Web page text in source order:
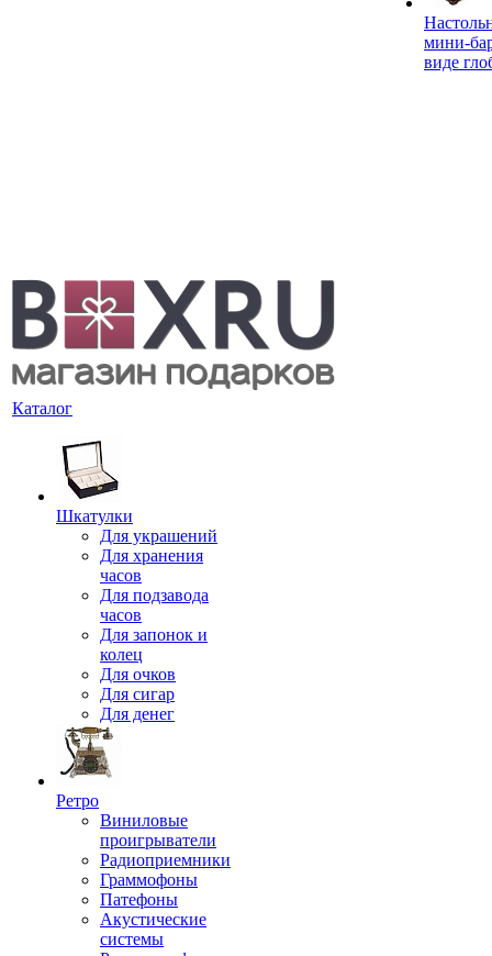
мини-
виде
Каталог
Шкатулки
Для украшений
Для хранения
часов
Для подзавода
часов
Для запонок и
колец
Для очков
Для сигар
Для денег
Ретро
Виниловые
проигрыватели
Радиоприемники
Граммофоны
Патефоны
Акустические
системы